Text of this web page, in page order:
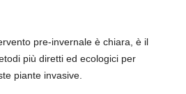
pre-invernale è chiara, è il
più diretti ed ecologici per
piante invasive.